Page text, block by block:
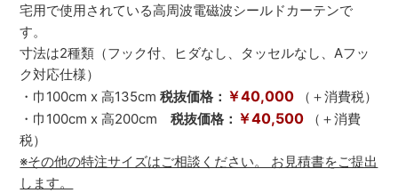
宅用で使用されている高周波電磁波シールドカーテンで
す。
寸法は2種類（フック付、ヒダなし、タッセルなし、Aフッ
ク対応仕様）
・巾100cm x 高135cm税抜価格： ￥40,000 （＋消費税）
・巾100cm x 高200cm税抜価格： ￥40,500 （＋消費
税）
※その他の特注サイズはご相談ください。 お見積書をご提出
します。